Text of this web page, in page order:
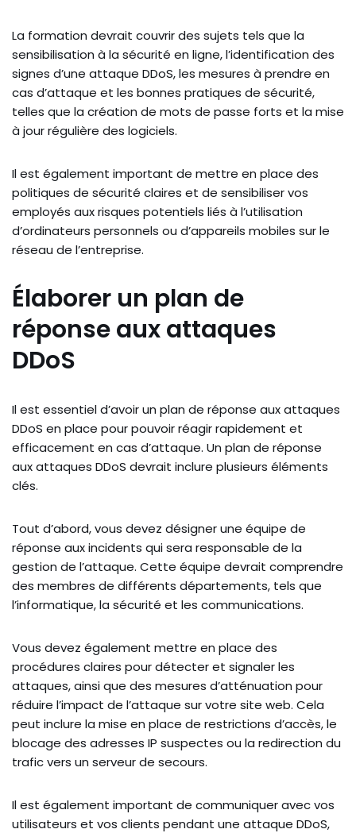
La formation devrait couvrir des sujets tels que la
sensibilisation à la sécurité en ligne, l’identification des
signes d’une attaque DDoS, les mesures à prendre en
cas d’attaque et les bonnes pratiques de sécurité,
telles que la création de mots de passe forts et la mise
à jour régulière des logiciels.
Il est également important de mettre en place des
politiques de sécurité claires et de sensibiliser vos
employés aux risques potentiels liés à l’utilisation
d’ordinateurs personnels ou d’appareils mobiles sur le
réseau de l’entreprise.
Élaborer un plan de
réponse aux attaques
DDoS
Il est essentiel d’avoir un plan de réponse aux attaques
DDoS en place pour pouvoir réagir rapidement et
efficacement en cas d’attaque. Un plan de réponse
aux attaques DDoS devrait inclure plusieurs éléments
clés.
Tout d’abord, vous devez désigner une équipe de
réponse aux incidents qui sera responsable de la
gestion de l’attaque. Cette équipe devrait comprendre
des membres de différents départements, tels que
l’informatique, la sécurité et les communications.
Vous devez également mettre en place des
procédures claires pour détecter et signaler les
attaques, ainsi que des mesures d’atténuation pour
réduire l’impact de l’attaque sur votre site web. Cela
peut inclure la mise en place de restrictions d’accès, le
blocage des adresses IP suspectes ou la redirection du
trafic vers un serveur de secours.
Il est également important de communiquer avec vos
utilisateurs et vos clients pendant une attaque DDoS,